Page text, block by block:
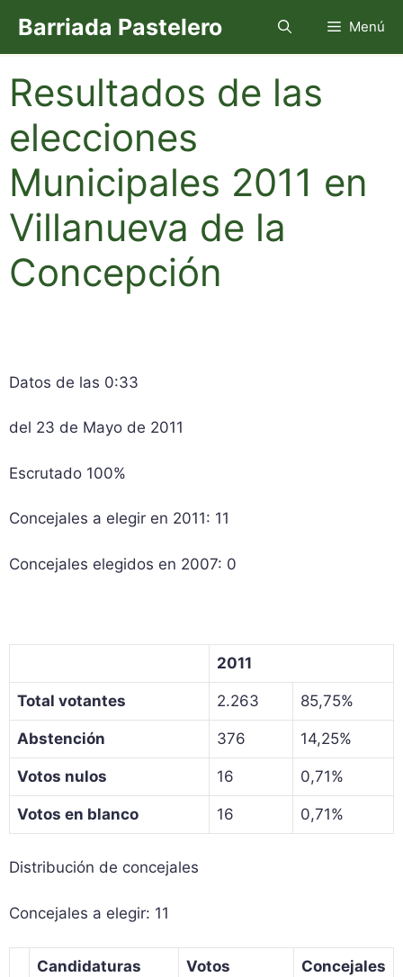
contenido
Barriada Pastelero Menú
Resultados de las
elecciones
Municipales 2011 en
Villanueva de la
Concepción
Datos de las 0:33
del 23 de Mayo de 2011
Escrutado 100%
Concejales a elegir en 2011: 11
Concejales elegidos en 2007: 0
2011
Total votantes 2.263 85,75%
Abstención 376 14,25%
Votos nulos 16 0,71%
Votos en blanco 16 0,71%
Distribución de concejales
Concejales a elegir: 11
Candidaturas Votos Concejales